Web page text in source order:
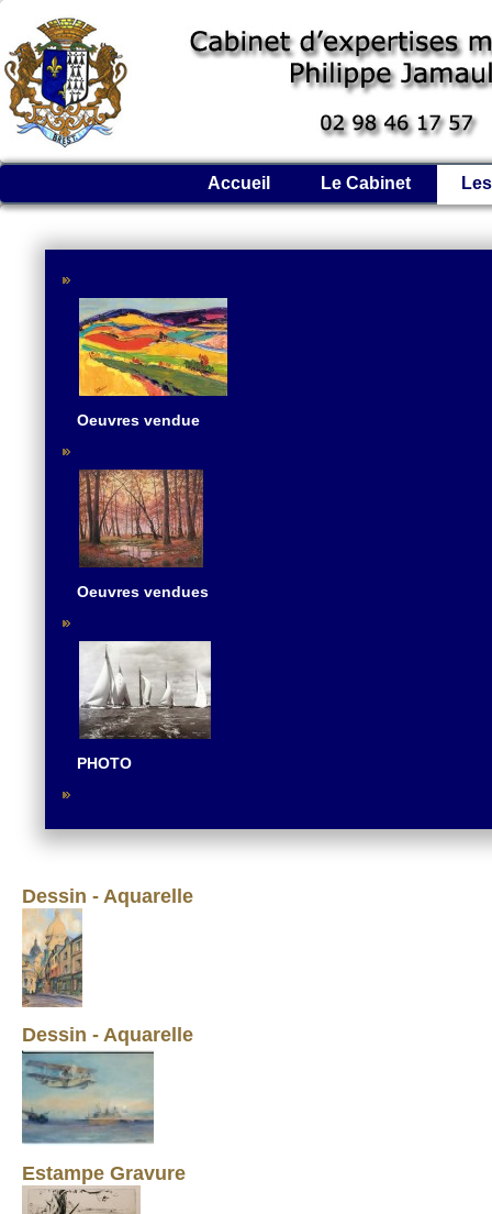
Accueil Le Cabinet
Oeuvres vendue
Oeuvres vendues
PHOTO
Dessin - Aquarelle
Dessin - Aquarelle
Estampe Gravure